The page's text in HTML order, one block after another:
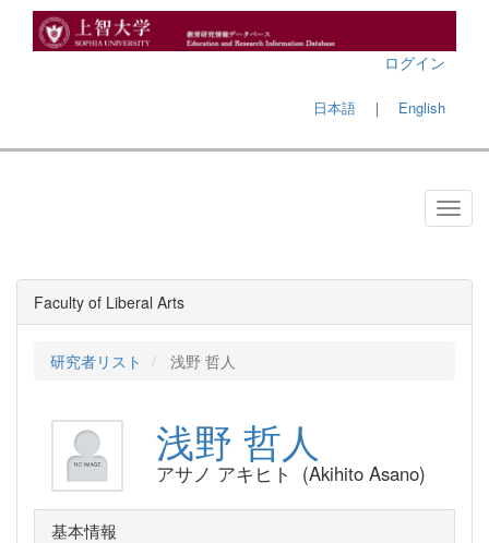
ログイン
日本語 ｜ English
Faculty of Liberal Arts
研究者リスト 浅野 哲人
浅野 哲人
アサノ アキヒト (Akihito Asano)
基本情報